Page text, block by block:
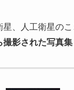
、人工衛星の
撮影された写真集